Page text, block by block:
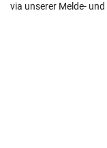
via unserer Melde-